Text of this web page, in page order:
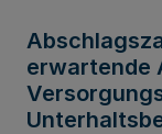
erwartende